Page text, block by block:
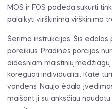
MOS ir FOS padeda sukurti
palaikyti virškinimą virškinimo
Šėrimo instrukcijos: Šis ėdalas
poreikius. Pradinės porcijos
didesniam maistinių
koreguoti individualiai. Katė
vandens. Naujo ėdalo
maišant jį su anksčiau